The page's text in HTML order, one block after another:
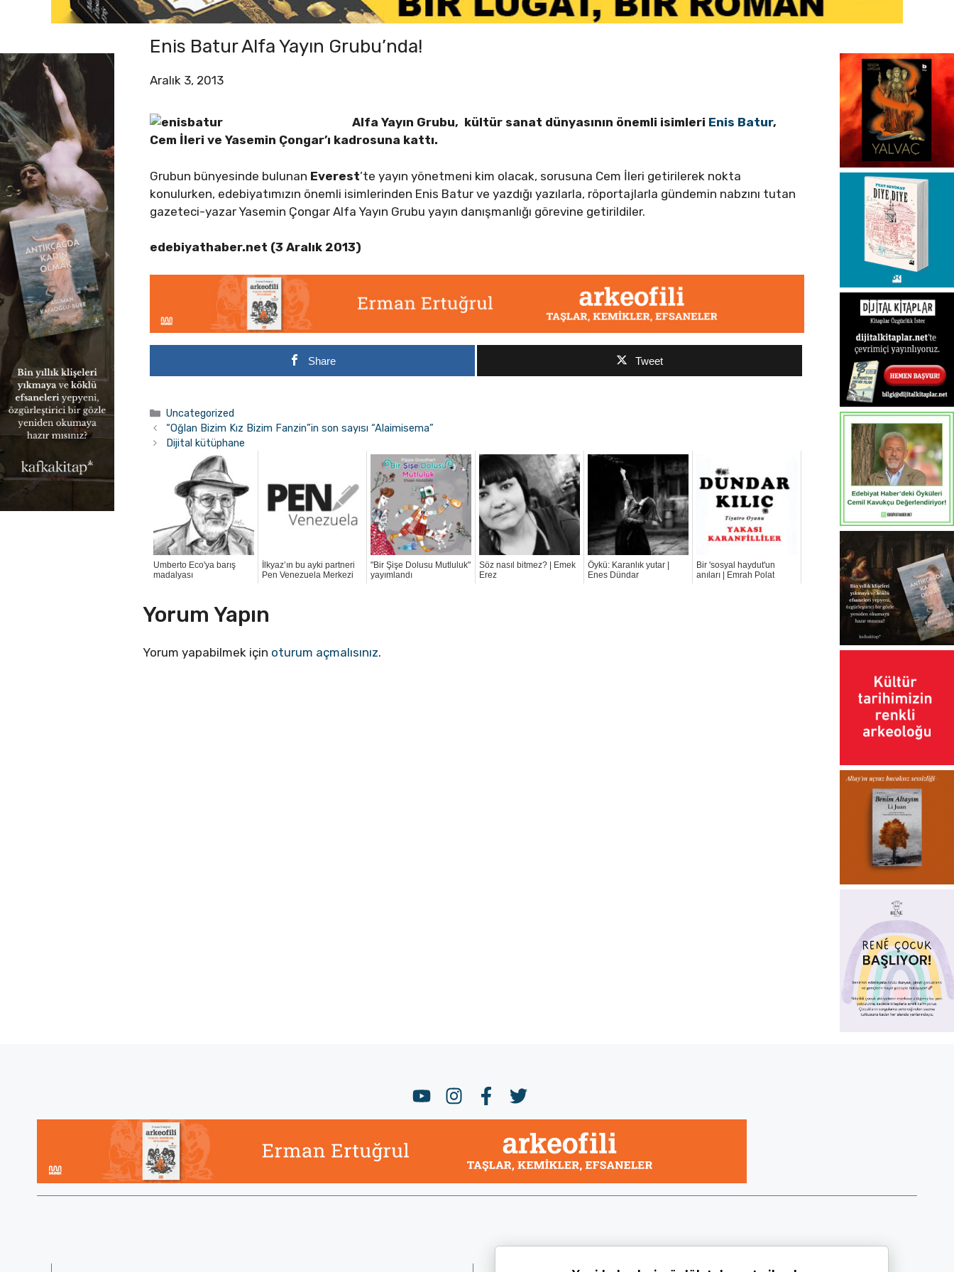
Enis Batur Alfa Yayın Grubu’nda!
Aralık 3, 2013
Alfa Yayın Grubu, kültür sanat dünyasının önemli isimleri Enis Batur,
Cem İleri ve Yasemin Çongar’ı kadrosuna kattı.
Grubun bünyesinde bulunan Everest’te yayın yönetmeni kim olacak, sorusuna Cem İleri getirilerek nokta
konulurken, edebiyatımızın önemli isimlerinden Enis Batur ve yazdığı yazılarla, röportajlarla gündemin nabzını tutan
gazeteci-yazar Yasemin Çongar Alfa Yayın Grubu yayın danışmanlığı görevine getirildiler.
edebiyathaber.net (3 Aralık 2013)
Share Tweet
Kategoriler
Uncategorized
“Oğlan Bizim Kız Bizim Fanzin”in son sayısı “Alaimisema”
Dijital kütüphane
Umberto Eco'ya barış
madalyası
İlkyaz’ın bu ayki partneri
Pen Venezuela Merkezi
"Bir Şişe Dolusu Mutluluk"
yayımlandı
Söz nasıl bitmez? | Emek
Erez
Öykü: Karanlık yutar |
Enes Dündar
Bir 'sosyal haydut'un
anıları | Emrah Polat
Yorum Yapın
Yorum yapabilmek için oturum açmalısınız.